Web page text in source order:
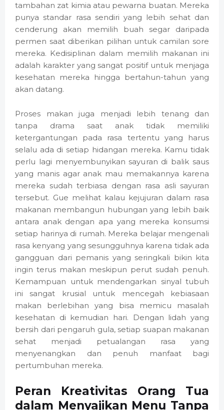
tambahan zat kimia atau pewarna buatan. Mereka
punya standar rasa sendiri yang lebih sehat dan
cenderung akan memilih buah segar daripada
permen saat diberikan pilihan untuk camilan sore
mereka. Kedisiplinan dalam memilih makanan ini
adalah karakter yang sangat positif untuk menjaga
kesehatan mereka hingga bertahun-tahun yang
akan datang.
Proses makan juga menjadi lebih tenang dan
tanpa drama saat anak tidak memiliki
ketergantungan pada rasa tertentu yang harus
selalu ada di setiap hidangan mereka. Kamu tidak
perlu lagi menyembunyikan sayuran di balik saus
yang manis agar anak mau memakannya karena
mereka sudah terbiasa dengan rasa asli sayuran
tersebut. Gue melihat kalau kejujuran dalam rasa
makanan membangun hubungan yang lebih baik
antara anak dengan apa yang mereka konsumsi
setiap harinya di rumah. Mereka belajar mengenali
rasa kenyang yang sesungguhnya karena tidak ada
gangguan dari pemanis yang seringkali bikin kita
ingin terus makan meskipun perut sudah penuh.
Kemampuan untuk mendengarkan sinyal tubuh
ini sangat krusial untuk mencegah kebiasaan
makan berlebihan yang bisa memicu masalah
kesehatan di kemudian hari. Dengan lidah yang
bersih dari pengaruh gula, setiap suapan makanan
sehat menjadi petualangan rasa yang
menyenangkan dan penuh manfaat bagi
pertumbuhan mereka.
Peran Kreativitas Orang Tua
dalam Menyajikan Menu Tanpa